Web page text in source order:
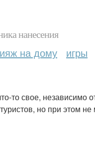
нанесения
на дому игры
то свое, независимо
но при этом